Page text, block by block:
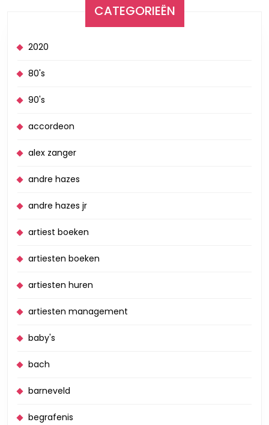
CATEGORIEËN
2020
80's
90's
accordeon
alex zanger
andre hazes
andre hazes jr
artiest boeken
artiesten boeken
artiesten huren
artiesten management
baby's
bach
barneveld
begrafenis